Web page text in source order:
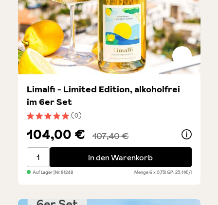
Durchschnittliche Bewertung von 5 von 5 Sternen
(0)
Limalfi - Limited Edition, alkoholfrei
im 6er Set
104,00 € 107,40 €
Limalfi - Limited Edition, alkoholfrei im 6er Set
In den Warenkorb
Auf Lager| Nr.81248 Menge6 x 0,75lGP: 23,11€/l